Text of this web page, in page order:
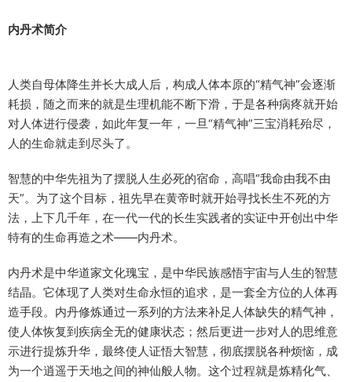
内丹术简介
人类自母体降生并长大成人后，构成人体本原的“精气神”会逐渐
耗损，随之而来的就是生理机能不断下滑，于是各种病疼就开始
对人体进行侵袭，如此年复一年，一旦“精气神”三宝消耗殆尽，
人的生命就走到尽头了。
智慧的中华先祖为了摆脱人生必死的宿命，高唱“我命由我不由
天”。为了这个目标，祖先早在黄帝时就开始寻找长生不死的方
法，上下几千年，在一代一代的长生实践者的实证中开创出中华
特有的生命再造之术——内丹术。
内丹术是中华道家文化瑰宝，是中华民族感悟宇宙与人生的智慧
结晶。它体现了人类对生命永恒的追求，是一套全方位的人体再
造手段。内丹修炼通过一系列的方法来补足人体缺失的精气神，
使人体恢复到疾病全无的健康状态；然后更进一步对人的思维意
示进行提炼升华，最终使人证悟大智慧，彻底摆脱各种烦恼，成
为一个逍遥于天地之间的神仙般人物。这个过程就是炼精化气、